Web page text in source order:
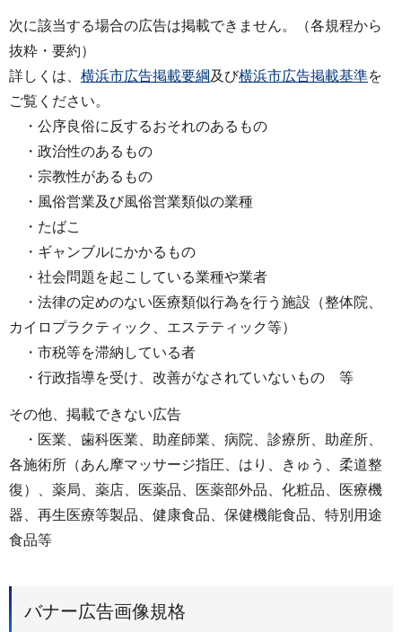
次に該当する場合の広告は掲載できません。（各規程から
抜粋・要約）
詳しくは、 横浜市広告掲載要綱 及び横浜市広告掲載基準を
ご覧ください。
・公序良俗に反するおそれのあるもの
・政治性のあるもの
・宗教性があるもの
・風俗営業及び風俗営業類似の業種
・たばこ
・ギャンブルにかかるもの
・社会問題を起こしている業種や業者
・法律の定めのない医療類似行為を行う施設（整体院、
カイロプラクティック、エステティック等）
・市税等を滞納している者
・行政指導を受け、改善がなされていないもの 等
その他、掲載できない広告
・医業、歯科医業、助産師業、病院、診療所、助産所、
各施術所（あん摩マッサージ指圧、はり、きゅう、柔道整
復）、薬局、薬店、医薬品、医薬部外品、化粧品、医療機
器、再生医療等製品、健康食品、保健機能食品、特別用途
食品等
バナー広告画像規格